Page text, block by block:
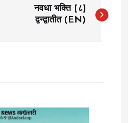
नवधा भक्ति [८]
द्वन्द्वातीत (EN)